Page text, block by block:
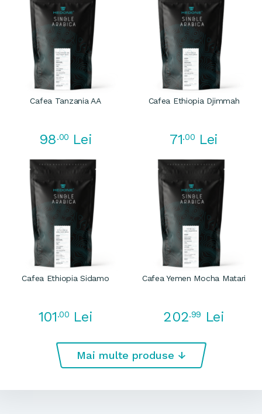
Cafea Tanzania AA
98.00 Lei
Cafea Ethiopia Djimmah
71.00 Lei
Cafea Ethiopia Sidamo
101.00 Lei
Cafea Yemen Mocha Matari
202.99 Lei
Mai multe produse ↓